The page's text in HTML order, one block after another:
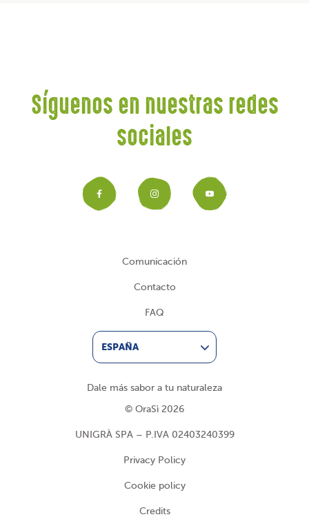
Síguenos en nuestras redes
sociales
Facebook
Instagram
Comunicación
Contacto
FAQ
ESPAÑA
Dale más sabor a tu naturaleza
© OraSì 2026
UNIGRÀ SPA – P.IVA 02403240399
Privacy Policy
Cookie policy
Credits